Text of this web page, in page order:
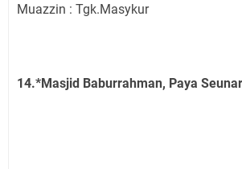
Muazzin : Tgk.Masykur
14.*Masjid Baburrahman, Paya